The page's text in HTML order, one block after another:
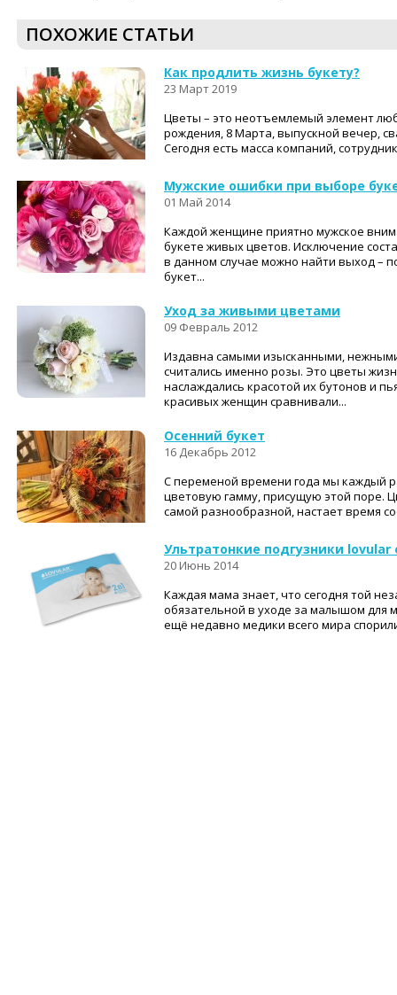
ПОХОЖИЕ СТАТЬИ
Как продлить жизнь букету?
23 Март 2019
Цветы – это неотъемлемый элемент
рождения, 8 Марта, выпускной вечер,
Сегодня есть масса компаний,
Мужские ошибки при выборе
01 Май 2014
Каждой женщине приятно мужское
букете живых цветов. Исключение
в данном случае можно найти выход –
букет...
Уход за живыми цветами
09 Февраль 2012
Издавна самыми изысканными,
считались именно розы. Это цветы
наслаждались красотой их бутонов и
красивых женщин сравнивали...
Осенний букет
16 Декабрь 2012
С переменой времени года мы каждый
цветовую гамму, присущую этой поре.
самой разнообразной, настает время
Ультратонкие подгузники
20 Июнь 2014
Каждая мама знает, что сегодня той
обязательной в уходе за малышом для
ещё недавно медики всего мира